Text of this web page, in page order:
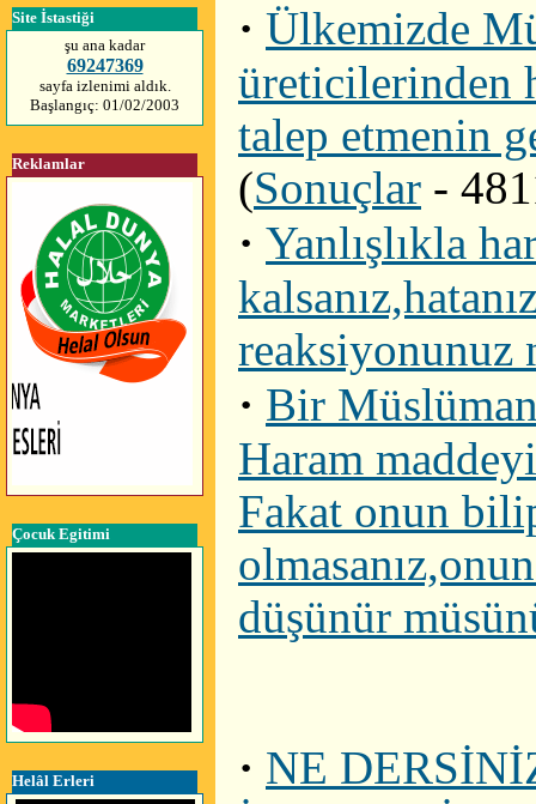
Site İstastiği
şu ana kadar
69247369
sayfa izlenimi aldık.
Başlangıç: 01/02/2003
Reklamlar
Çocuk Egitimi
Helâl Erleri
· Ülkemizde
üreticilerinden
talep etmenin
(Sonuçlar -
· Yanlışlıkla
reaksiyonunuz
· Bir
Haram
Fakat onun
düşünür
· NE